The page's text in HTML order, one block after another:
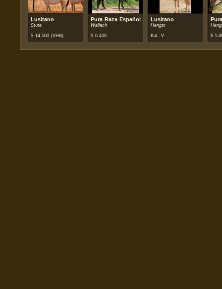
Lusitano
Stute
$ 14.500 (VHB)
Pura Raza Española (PRE)
Wallach
$ 6.400
Lusitano
Hengst
Kat. V $